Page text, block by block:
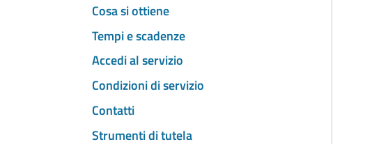
Cosa si ottiene
Tempi e scadenze
Accedi al servizio
Condizioni di servizio
Contatti
Strumenti di tutela